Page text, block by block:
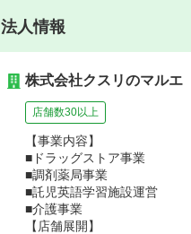
法人情報
株式会社クスリのマルエ
店舗数30以上
【事業内容】
■ドラッグストア事業
■調剤薬局事業
■託児英語学習施設運営
■介護事業
【店舗展開】